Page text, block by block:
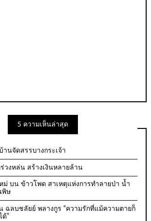
5 ความเห็นล่าสุด
านจัดสรรบางกระเจ้า
ร่วงหล่น สร้างเงินหลายล้าน
ม่ บนข้าวโพด สาเหตุแห่งการทำลายป่า น้ำ
พิษ
ฉลบชลัยย์ พลางกูร “ความรักที่แม้ความตายก็
ด้”